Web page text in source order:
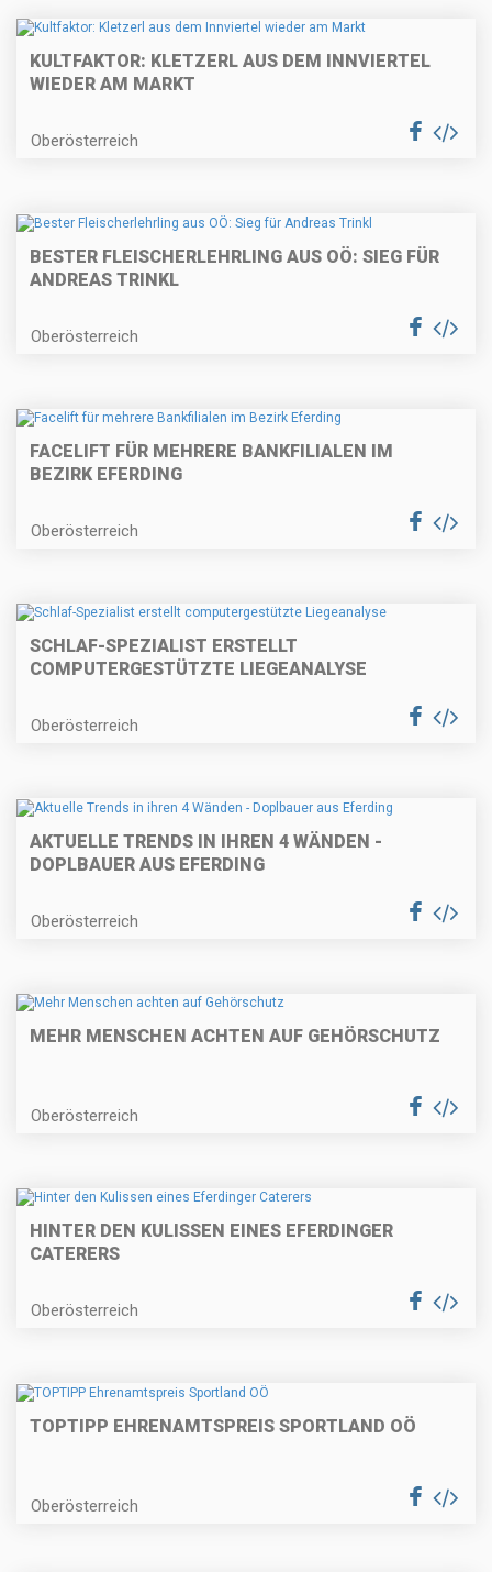
KULTFAKTOR: KLETZERL AUS DEM INNVIERTEL
WIEDER AM MARKT
Oberösterreich
BESTER FLEISCHERLEHRLING AUS OÖ: SIEG FÜR
ANDREAS TRINKL
Oberösterreich
FACELIFT FÜR MEHRERE BANKFILIALEN IM
BEZIRK EFERDING
Oberösterreich
SCHLAF-SPEZIALIST ERSTELLT
COMPUTERGESTÜTZTE LIEGEANALYSE
Oberösterreich
AKTUELLE TRENDS IN IHREN 4 WÄNDEN -
DOPLBAUER AUS EFERDING
Oberösterreich
MEHR MENSCHEN ACHTEN AUF GEHÖRSCHUTZ
Oberösterreich
HINTER DEN KULISSEN EINES EFERDINGER
CATERERS
Oberösterreich
TOPTIPP EHRENAMTSPREIS SPORTLAND OÖ
Oberösterreich